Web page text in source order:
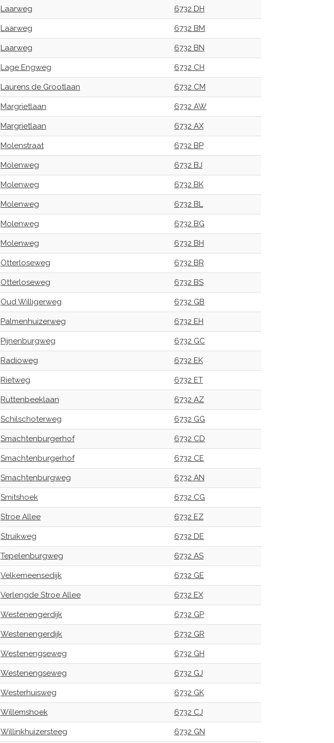
Laarweg 6732 DH
Laarweg 6732 BM
Laarweg 6732 BN
Lage Engweg 6732 CH
Laurens de Grootlaan 6732 CM
Margrietlaan 6732 AW
Margrietlaan 6732 AX
Molenstraat 6732 BP
Molenweg 6732 BJ
Molenweg 6732 BK
Molenweg 6732 BL
Molenweg 6732 BG
Molenweg 6732 BH
Otterloseweg 6732 BR
Otterloseweg 6732 BS
Oud Willigerweg 6732 GB
Palmenhuizerweg 6732 EH
Pijnenburgweg 6732 GC
Radioweg 6732 EK
Rietweg 6732 ET
Ruttenbeeklaan 6732 AZ
Schilschoterweg 6732 GG
Smachtenburgerhof 6732 CD
Smachtenburgerhof 6732 CE
Smachtenburgweg 6732 AN
Smitshoek 6732 CG
Stroe Allee 6732 EZ
Struikweg 6732 DE
Tepelenburgweg 6732 AS
Velkemeensedijk 6732 GE
Verlengde Stroe Allee 6732 EX
Westenengerdijk 6732 GP
Westenengerdijk 6732 GR
Westenengseweg 6732 GH
Westenengseweg 6732 GJ
Westerhuisweg 6732 GK
Willemshoek 6732 CJ
Willinkhuizersteeg 6732 GN